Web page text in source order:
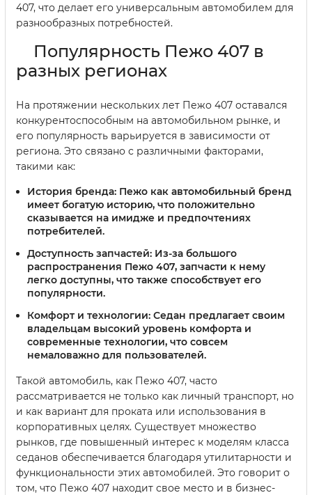
407, что делает его универсальным автомобилем для
разнообразных потребностей.
Популярность Пежо 407 в
разных регионах
На протяжении нескольких лет Пежо 407 оставался
конкурентоспособным на автомобильном рынке, и
его популярность варьируется в зависимости от
региона. Это связано с различными факторами,
такими как:
История бренда: Пежо как автомобильный бренд
имеет богатую историю, что положительно
сказывается на имидже и предпочтениях
потребителей.
Доступность запчастей: Из-за большого
распространения Пежо 407, запчасти к нему
легко доступны, что также способствует его
популярности.
Комфорт и технологии: Седан предлагает своим
владельцам высокий уровень комфорта и
современные технологии, что совсем
немаловажно для пользователей.
Такой автомобиль, как Пежо 407, часто
рассматривается не только как личный транспорт, но
и как вариант для проката или использования в
корпоративных целях. Существует множество
рынков, где повышенный интерес к моделям класса
седанов обеспечивается благодаря утилитарности и
функциональности этих автомобилей. Это говорит о
том, что Пежо 407 находит свое место и в бизнес-